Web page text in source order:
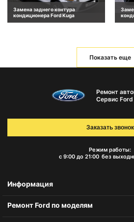
Замена заднего контура
кондиционера Ford Kuga
Показать еще
Ремонт
Сервис
Режим работы:
с 9:00 до 21:00 без
Заказать звонок
Информация
Ремонт Ford по моделям